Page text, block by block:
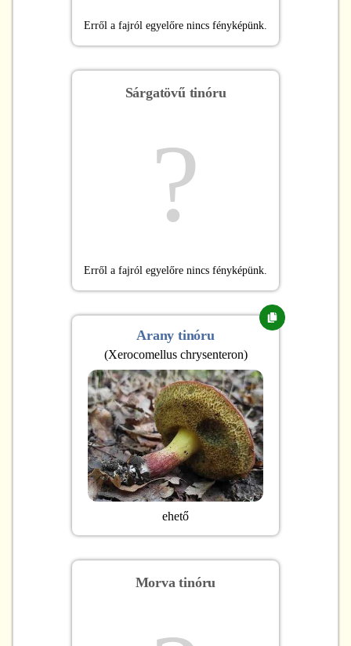
Erről a fajról egyelőre nincs fényképünk.
Sárgatövű tinóru
?
Erről a fajról egyelőre nincs fényképünk.
Arany tinóru
(Xerocomellus chrysenteron)
ehető
Morva tinóru